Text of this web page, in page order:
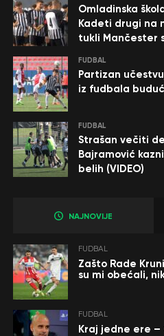
Omladinska
Kadeti drugi na
tukli Mančester
FUDBAL
Partizan
iz fudbala
FUDBAL
Strašan večiti
Bajramović
belih (VIDEO)
NAJNOVIJE
FUDBAL
Zašto Rade
su mi obećali,
FUDBAL
Kraj jedne ere